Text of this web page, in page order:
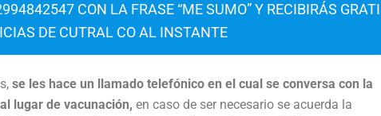
CON LA FRASE “ME SUMO” Y RECIBIRÁS
DE CUTRAL CO AL INSTANTE
se les hace un llamado telefónico en el cual se conversa con la
lugar de vacunación, en caso de ser necesario se acuerda la